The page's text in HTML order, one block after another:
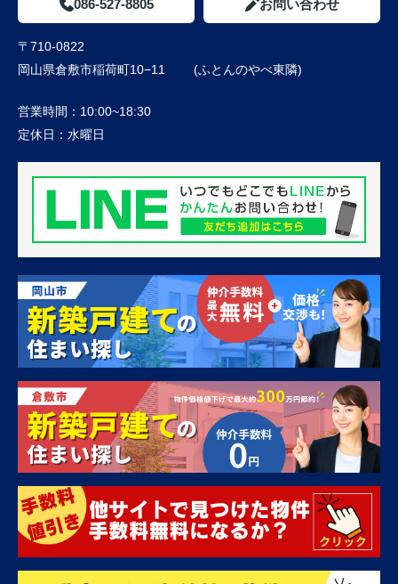
086-527-8805 お問い合わせ
〒710-0822
岡山県倉敷市稲荷町10−11 (ふとんのやべ東隣)
営業時間： 10:00~18:30
定休日： 水曜日